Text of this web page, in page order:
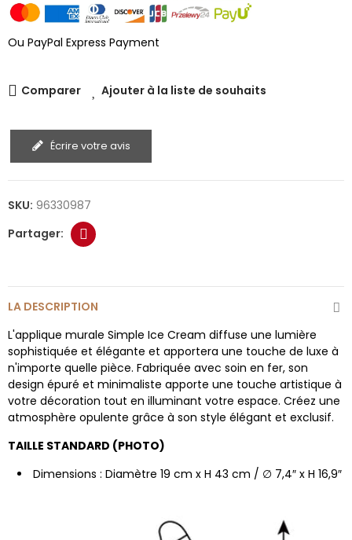
Ou PayPal Express Payment
Comparer Ajouter à la liste de souhaits
Écrire votre avis
SKU: 96330987
LA DESCRIPTION
L'applique murale Simple Ice Cream diffuse une lumière
sophistiquée et élégante et apportera une touche de luxe à
n'importe quelle pièce. Fabriquée avec soin en fer, son
design épuré et minimaliste apporte une touche artistique à
votre décoration tout en illuminant votre espace. Créez une
atmosphère opulente grâce à son style élégant et exclusif.
TAILLE STANDARD (PHOTO)
Dimensions : Diamètre 19 cm x H 43 cm / ∅ 7,4″ x H 16,9″